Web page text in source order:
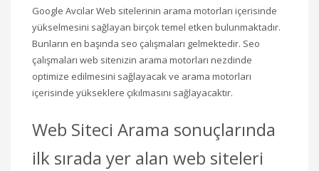
Google Avcılar Web sitelerinin arama motorları içerisinde
yükselmesini sağlayan birçok temel etken bulunmaktadır.
Bunların en başında seo çalışmaları gelmektedir. Seo
çalışmaları web sitenizin arama motorları nezdinde
optimize edilmesini sağlayacak ve arama motorları
içerisinde yükseklere çıkılmasını sağlayacaktır.
Web Siteci Arama sonuçlarında
ilk sırada yer alan web siteleri